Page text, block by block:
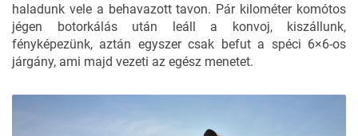
haladunk vele a behavazott tavon. Pár kilométer komótos
jégen botorkálás után leáll a konvoj, kiszállunk,
fényképezünk, aztán egyszer csak befut a spéci 6×6-os
járgány, ami majd vezeti az egész menetet.